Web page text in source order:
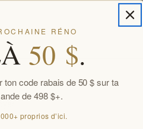
RÉNO
50 $.
ton code rabais de 50 $ sur ta
de 498 $+.
proprios d’ici.